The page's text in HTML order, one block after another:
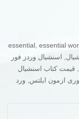
essential ,essential
,
اسنشیال وردز فور
قیمت کتاب اسنشیال
ازمون ایلتس , ورد